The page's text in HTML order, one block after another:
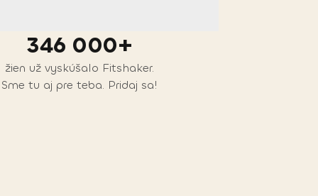
346 000+
žien už vyskúšalo Fitshaker.
Sme tu aj pre teba. Pridaj sa!